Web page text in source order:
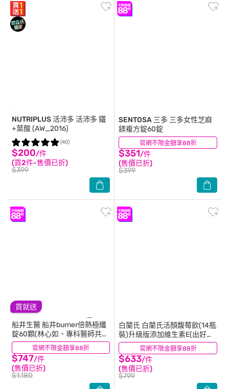
NUTRIPLUS 活沛多 活沛多 鐵
+葉酸 (AW_2016)
$200/件
(買2件-售價已折)
$399
(40) 官網不限金額享88折
SENTOSA 三多 三多女性芝麻
鎂複方錠60錠
$351/件
(售價已折)
$399
(18)
買就送
官網不限金額享88折
船井生醫船井burner倍熱極纖
錠60顆(林心如、專科醫師共同
推薦-衛福部核准健康食品)
$747/件
(售價已折)
$1,180
(17) 官網不限金額享88折
白蘭氏 白蘭氏活顏馥莓飲(14瓶
裝)升級版添加維生素E(出好氣
色)
$633/件
(售價已折)
$799
(50)